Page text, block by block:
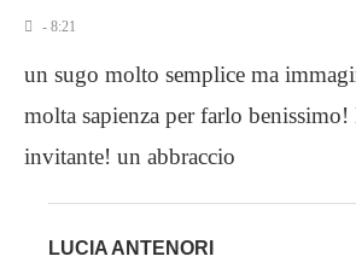
- 8:21
un sugo molto semplice ma
molta sapienza per farlo benissimo!
invitante! un abbraccio
LUCIA ANTENORI